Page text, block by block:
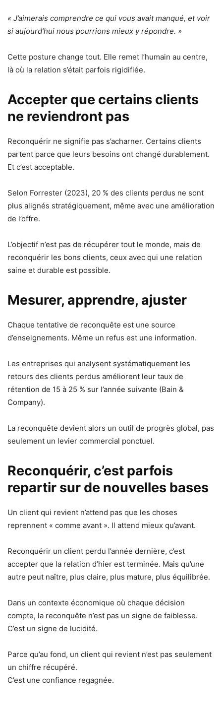
« J’aimerais comprendre ce qui vous avait manqué, et voir
si aujourd’hui nous pourrions mieux y répondre. »
Cette posture change tout. Elle remet l’humain au centre,
là où la relation s’était parfois rigidifiée.
Accepter que certains clients
ne reviendront pas
Reconquérir ne signifie pas s’acharner. Certains clients
partent parce que leurs besoins ont changé durablement.
Et c’est acceptable.
Selon Forrester (2023), 20 % des clients perdus ne sont
plus alignés stratégiquement, même avec une amélioration
de l’offre.
L’objectif n’est pas de récupérer tout le monde, mais de
reconquérir les bons clients, ceux avec qui une relation
saine et durable est possible.
Mesurer, apprendre, ajuster
Chaque tentative de reconquête est une source
d’enseignements. Même un refus est une information.
Les entreprises qui analysent systématiquement les
retours des clients perdus améliorent leur taux de
rétention de 15 à 25 % sur l’année suivante (Bain &
Company).
La reconquête devient alors un outil de progrès global, pas
seulement un levier commercial ponctuel.
Reconquérir, c’est parfois
repartir sur de nouvelles bases
Un client qui revient n’attend pas que les choses
reprennent « comme avant ». Il attend mieux qu’avant.
Reconquérir un client perdu l’année dernière, c’est
accepter que la relation d’hier est terminée. Mais qu’une
autre peut naître, plus claire, plus mature, plus équilibrée.
Dans un contexte économique où chaque décision
compte, la reconquête n’est pas un signe de faiblesse.
C’est un signe de lucidité.
Parce qu’au fond, un client qui revient n’est pas seulement
un chiffre récupéré.
C’est une confiance regagnée.